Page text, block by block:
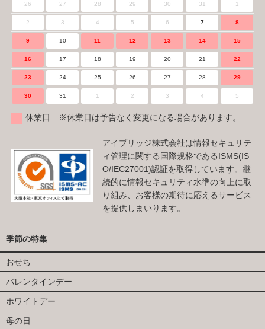
26 27 28 29 30 31 1
2 3 4 5 6 7 8
9 10 11 12 13 14 15
16 17 18 19 20 21 22
23 24 25 26 27 28 29
30 31 1 2 3 4 5
休業日 ※休業日は予告なく変更になる場合があります。
アイブリッジ株式会社は情報セキュリテ
ィ管理に関する国際規格であるISMS(IS
O/IEC27001)認証を取得しています。継
続的に情報セキュリティ水準の向上に取
り組み、お客様の期待に応えるサービス
を提供しまいります。
季節の特集
おせち
バレンタインデー
ホワイトデー
母の日